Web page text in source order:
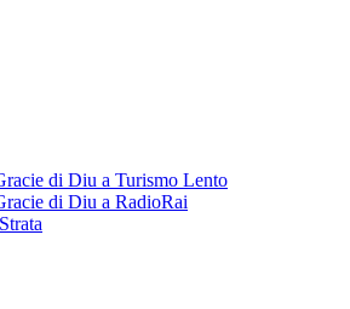
di Diu a Turismo Lento
di Diu a RadioRai